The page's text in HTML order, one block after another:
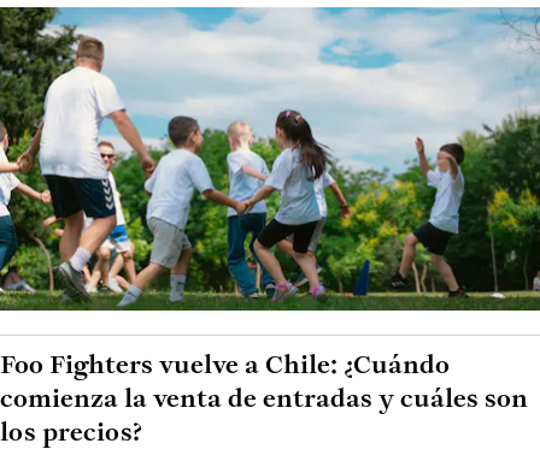
Foo Fighters vuelve a Chile: ¿Cuándo
comienza la venta de entradas y cuáles son
los precios?